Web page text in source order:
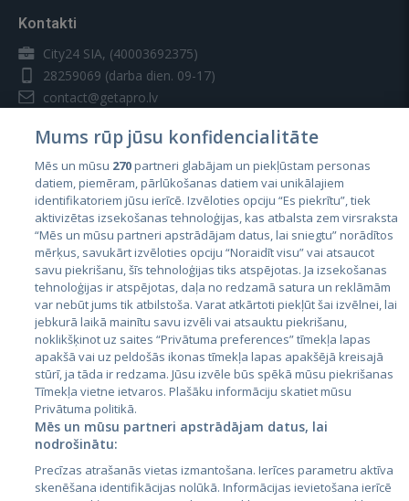
Kontakti
City24 SIA, (40003692375)
28259069 (darba dien. 09-17)
contact@getapro.lv
Valstis
Igaunija
Latvija
Lietuva
City24.lv
City24.ee
CVbankas.lt
Kainos.lt
Mums rūp jūsu konfidencialitāte
Mēs un mūsu 270partneri glabājam un piekļūstam personas
datiem, piemēram, pārlūkošanas datiem vai unikālajiem
identifikatoriem jūsu ierīcē. Izvēloties opciju “Es piekrītu”, tiek
aktivizētas izsekošanas tehnoloģijas, kas atbalsta zem virsraksta
“Mēs un mūsu partneri apstrādājam datus, lai sniegtu” norādītos
mērķus, savukārt izvēloties opciju “Noraidīt visu” vai atsaucot
savu piekrišanu, šīs tehnoloģijas tiks atspējotas. Ja izsekošanas
tehnoloģijas ir atspējotas, daļa no redzamā satura un reklāmām
var nebūt jums tik atbilstoša. Varat atkārtoti piekļūt šai izvēlnei, lai
jebkurā laikā mainītu savu izvēli vai atsauktu piekrišanu,
noklikšķinot uz saites “Privātuma preferences” tīmekļa lapas
apakšā vai uz peldošās ikonas tīmekļa lapas apakšējā kreisajā
stūrī, ja tāda ir redzama. Jūsu izvēle būs spēkā mūsu piekrišanas
Tīmekļa vietne ietvaros. Plašāku informāciju skatiet mūsu
Privātuma politikā.
Mēs un mūsu partneri apstrādājam datus, lai
nodrošinātu:
Precīzas atrašanās vietas izmantošana. Ierīces parametru aktīva
skenēšana identifikācijas nolūkā. Informācijas ievietošana ierīcē